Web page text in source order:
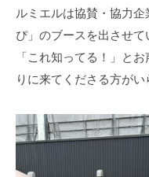
ルミエルは協賛・協力
ぴ」のブースを出させて
「これ知ってる！」と
りに来てくださる方が